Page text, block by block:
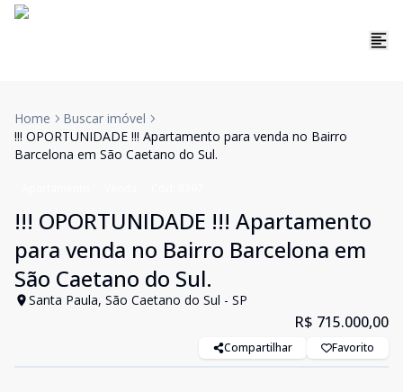
Home
Buscar imóvel
!!! OPORTUNIDADE !!! Apartamento para venda no Bairro
Barcelona em São Caetano do Sul.
!!! OPORTUNIDADE !!! Apartamento
para venda no Bairro Barcelona em
São Caetano do Sul.
Santa Paula, São Caetano do Sul - SP
R$ 715.000,00
Compartilhar Favorito